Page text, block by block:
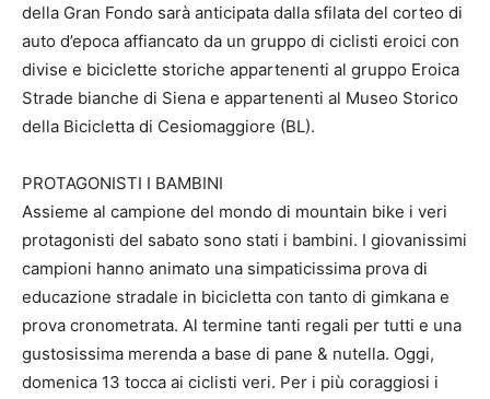
della Gran Fondo sarà anticipata dalla sfilata del corteo di
auto d’epoca affiancato da un gruppo di ciclisti eroici con
divise e biciclette storiche appartenenti al gruppo Eroica
Strade bianche di Siena e appartenenti al Museo Storico
della Bicicletta di Cesiomaggiore (BL).
PROTAGONISTI I BAMBINI
Assieme al campione del mondo di mountain bike i veri
protagonisti del sabato sono stati i bambini. I giovanissimi
campioni hanno animato una simpaticissima prova di
educazione stradale in bicicletta con tanto di gimkana e
prova cronometrata. Al termine tanti regali per tutti e una
gustosissima merenda a base di pane & nutella. Oggi,
domenica 13 tocca ai ciclisti veri. Per i più coraggiosi i